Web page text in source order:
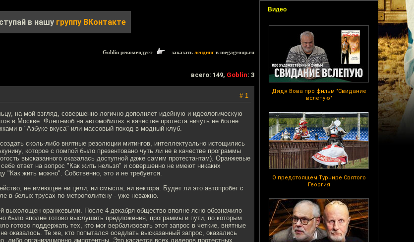
Видео
Дядя Вова про фильм "Свидание
вслепую"
О предстоящем Турнире Святого
Георгия
в нашу группу ВКонтакте
Goblin рекомендует заказать лендинг в megagroup.ru
всего: 149, Goblin: 3
# 1
на мой взгляд, совершенно логично дополняет идейную и идеологическую
в Москве. Флеш-моб на автомобилях в качестве протеста ничуть не более
в "Азбуке вкуса" или массовый поход в модный клуб.
сколь-либо внятные резолюции митингов, интеллектуально истощились
которое с помпой было презентовано чуть ли не в качестве программы
высказанного оказалась доступной даже самим протестантам). Оранжевые
ответ на вопрос "Как жить нельзя" и совершенно не имеют никаких
"Как жить можно". Собственно, это и не требуется.
не имеющее ни цели, ни смысла, ни вектора. Будет ли это автопробег с
в белых трусах по метрополитену - уже неважно.
выхолощен оранжевыми. После 4 декабря общество вполне ясно обозначило
было вполне готово выслушать предложения, программы и пути, по которым
готово поддержать тех, кто мог вербализовать этот запрос в четкие, внятные
оказалось. Те же, кто попытался оседлать высказанный запрос, оказались
либо организационно импотентны. Это касается всех лидеров протестных